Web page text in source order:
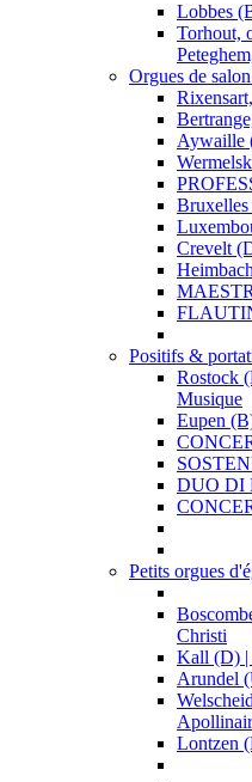
Lobbes
Torhout,
Orgues de
Aywaille
Crevelt
Positifs &
Rostock
Musique
Eupen
DUO DI
Petits orgues
Christi
Kall (D) |
Arundel
Lontzen